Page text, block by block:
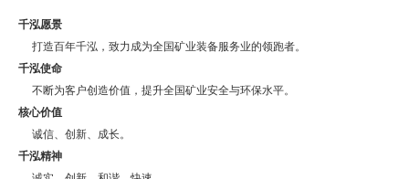
千泓愿景
打造百年千泓，致力成为全国矿业装备服务业的领跑者。
千泓使命
不断为客户创造价值，提升全国矿业安全与环保水平。
核心价值
诚信、创新、成长。
千泓精神